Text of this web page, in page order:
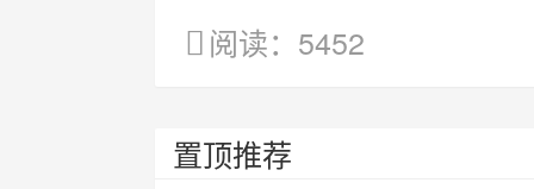
阅读：5452
置顶推荐